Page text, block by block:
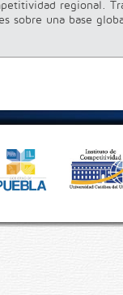
regional.
sobre una base